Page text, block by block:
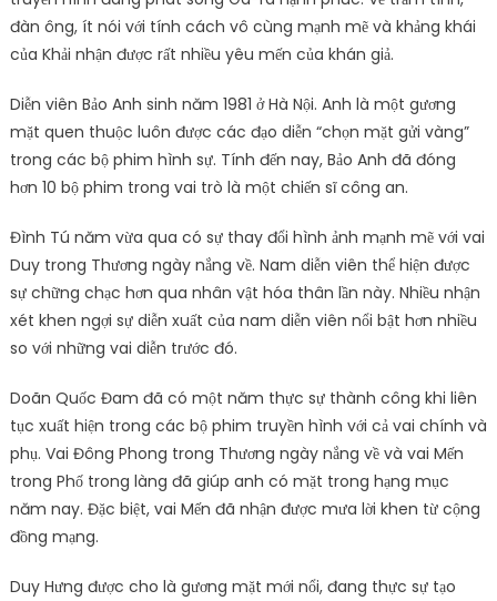
đàn ông, ít nói với tính cách vô cùng mạnh mẽ và khảng khái
của Khải nhận được rất nhiều yêu mến của khán giả.
Diễn viên Bảo Anh sinh năm 1981 ở Hà Nội. Anh là một gương
mặt quen thuộc luôn được các đạo diễn “chọn mặt gửi vàng”
trong các bộ phim hình sự. Tính đến nay, Bảo Anh đã đóng
hơn 10 bộ phim trong vai trò là một chiến sĩ công an.
Đình Tú năm vừa qua có sự thay đổi hình ảnh mạnh mẽ với vai
Duy trong Thương ngày nắng về. Nam diễn viên thể hiện được
sự chững chạc hơn qua nhân vật hóa thân lần này. Nhiều nhận
xét khen ngợi sự diễn xuất của nam diễn viên nổi bật hơn nhiều
so với những vai diễn trước đó.
Doãn Quốc Đam đã có một năm thực sự thành công khi liên
tục xuất hiện trong các bộ phim truyền hình với cả vai chính và
phụ. Vai Đông Phong trong Thương ngày nắng về và vai Mến
trong Phố trong làng đã giúp anh có mặt trong hạng mục
năm nay. Đặc biệt, vai Mến đã nhận được mưa lời khen từ cộng
đồng mạng.
Duy Hưng được cho là gương mặt mới nổi, đang thực sự tạo